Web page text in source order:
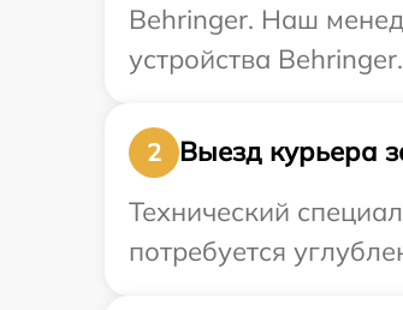
Behringer. Наш
устройства Behringer.
2
Выезд курьера
Технический
потребуется